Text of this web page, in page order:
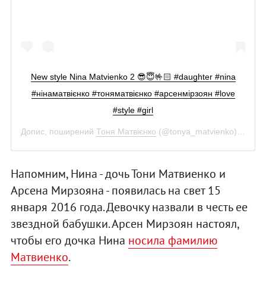
New style Nina Matvienko 2 😎😇🤟🏻 #daughter #nina
#нінаматвієнко #тоняматвієнко #арсенмірзоян #love
#style #girl
Допис, поширений Тоня Матвієнко (@tonya_matvienko) 4 Гру
Напомним, Нина - дочь Тони Матвиенко и
Арсена Мирзояна - появилась на свет 15
января 2016 года. Девочку назвали в честь ее
звездной бабушки. Арсен Мирзоян настоял,
чтобы его дочка Нина носила фамилию
Матвиенко.